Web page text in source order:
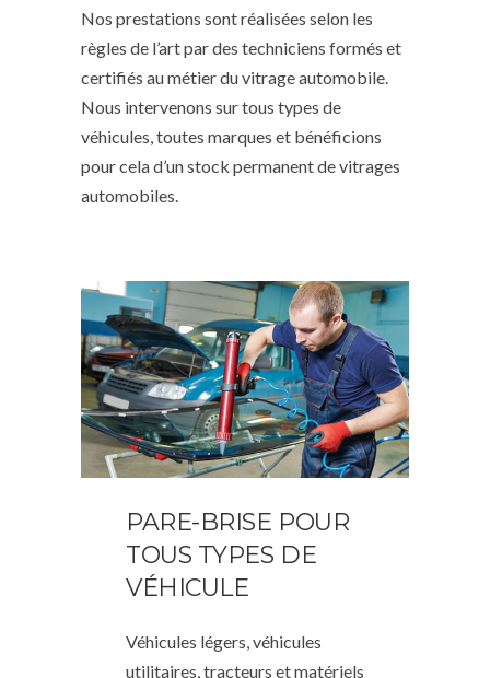
Nos prestations sont réalisées selon les
règles de l’art par des techniciens formés et
certifiés au métier du vitrage automobile.
Nous intervenons sur tous types de
véhicules, toutes marques et bénéficions
pour cela d’un stock permanent de vitrages
automobiles.
PARE-BRISE POUR
TOUS TYPES DE
VÉHICULE
Véhicules légers, véhicules
utilitaires, tracteurs et matériels